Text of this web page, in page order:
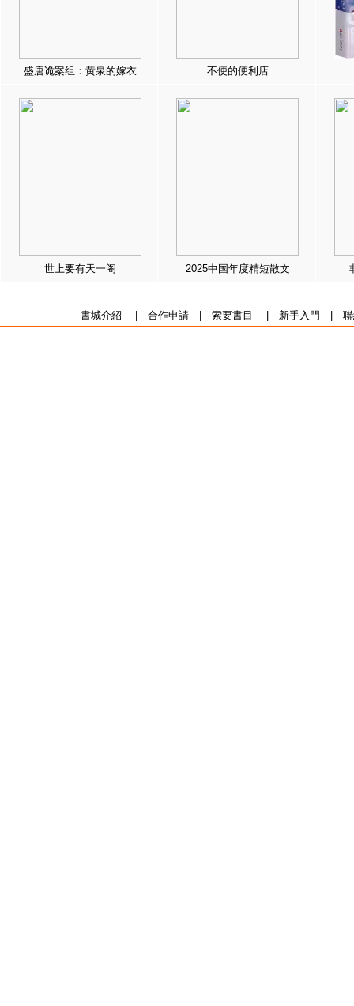
盛唐诡案组：黄泉的嫁衣 不便的便利店
世上要有天一阁 2025中国年度精短散文
書城介紹 合作申請| 索要書目 新手入門